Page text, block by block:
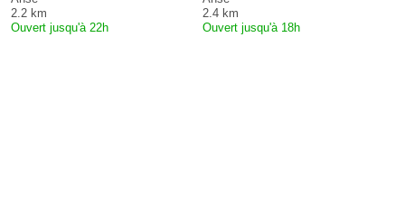
2.2 km
Ouvert jusqu'à 22h
2.4 km
Ouvert jusqu'à 18h